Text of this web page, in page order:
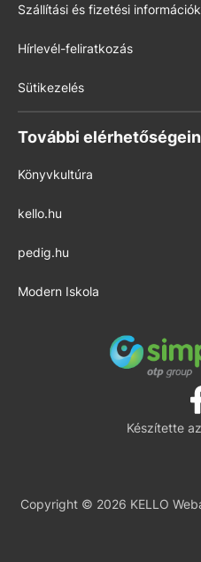
Szállítási és fizetési információk
Hírlevél-feliratkozás
Sütikezelés
További
Könyvkultúra
kello.hu
pedig.hu
Modern Iskola
Készítette az
Copyright © 2026 KELLO